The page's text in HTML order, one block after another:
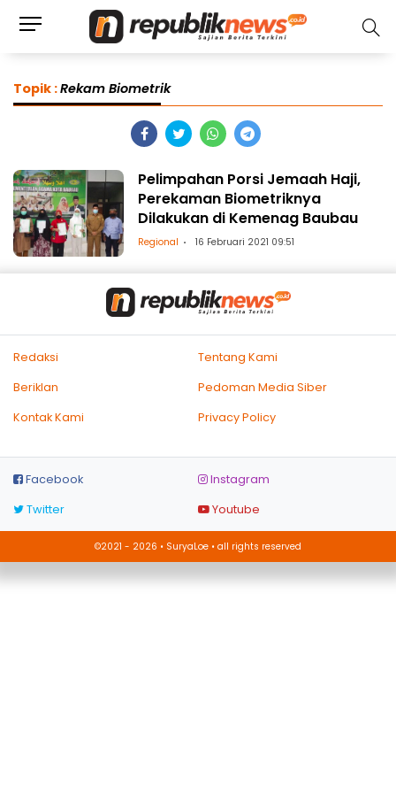
Topik :Rekam Biometrik
Pelimpahan Porsi Jemaah Haji,
Perekaman Biometriknya
Dilakukan di Kemenag Baubau
Regional 16 Februari 2021 09:51
Redaksi
Tentang Kami
Beriklan
Pedoman Media Siber
Kontak Kami
Privacy Policy
Facebook
Instagram
Twitter
Youtube
©2021 - 2026 • SuryaLoe • all rights reserved